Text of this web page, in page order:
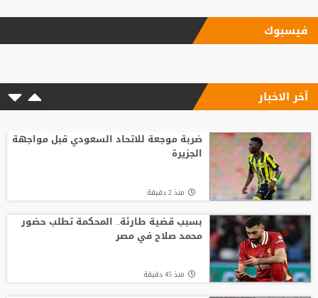
زلزال استثماري في جدة.. أول تحرك رسمي
حكم الفيديو المساعد لأول مرة
باريس سان جيرمان يتوصل إلى اتفاق مع
فيران توريس
وفاة والد ليونيل ميسي عن 68 عاما
فيسبوك
آخر الاخبار
ضربة موجعة للاتحاد السعودي قبل مواجهة
الجزيرة
منذ 2 دقيقة
بسبب قضية طارئة.. المحكمة تطلب حضور
محمد صلاح في مصر
منذ 45 دقيقة